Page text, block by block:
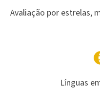
Avaliação por estrelas,
Línguas